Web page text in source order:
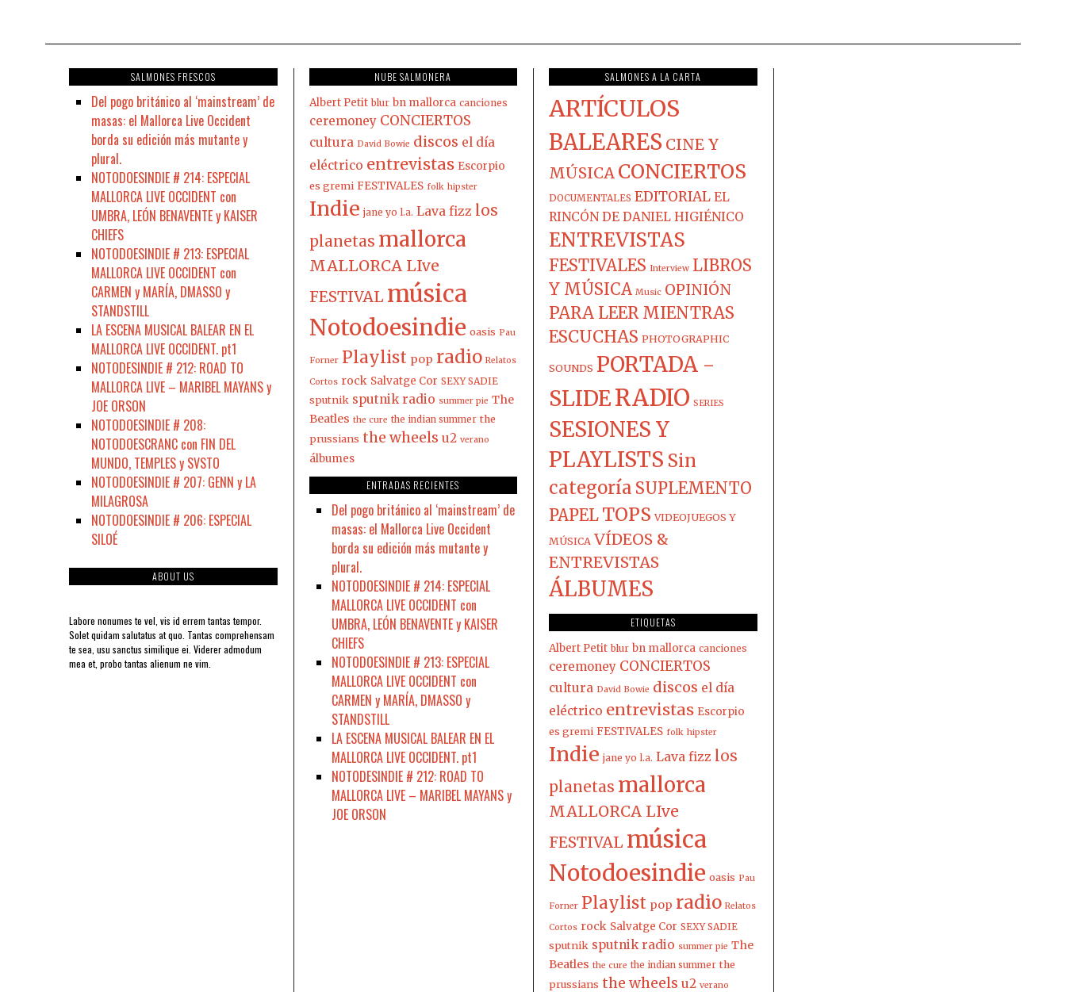
SALMONES FRESCOS
Del pogo británico al ‘mainstream’ de
masas: el Mallorca Live Occident
borda su edición más mutante y
plural.
NOTODOESINDIE # 214: ESPECIAL
MALLORCA LIVE OCCIDENT con
UMBRA, LEÓN BENAVENTE y KAISER
CHIEFS
NOTODOESINDIE # 213: ESPECIAL
MALLORCA LIVE OCCIDENT con
CARMEN y MARÍA, DMASSO y
STANDSTILL
LA ESCENA MUSICAL BALEAR EN EL
MALLORCA LIVE OCCIDENT. pt1
NOTODESINDIE # 212: ROAD TO
MALLORCA LIVE – MARIBEL MAYANS y
JOE ORSON
NOTODOESINDIE # 208:
NOTODOESCRANC con FIN DEL
MUNDO, TEMPLES y SVSTO
NOTODOESINDIE # 207: GENN y LA
MILAGROSA
NOTODOESINDIE # 206: ESPECIAL
SILOÉ
ABOUT US
Labore nonumes te vel, vis id errem tantas tempor.
Solet quidam salutatus at quo. Tantas comprehensam
te sea, usu sanctus similique ei. Viderer admodum
mea et, probo tantas alienum ne vim.
NUBE SALMONERA
Albert Petit blur bn mallorca canciones
ceremoney CONCIERTOS
cultura David Bowie discos el día
eléctrico entrevistas Escorpio
es gremi FESTIVALES folk hipster
Indie jane yo l.a. Lava fizz los
planetas mallorca
MALLORCA LIve
FESTIVAL música
Notodoesindie oasis Pau
Forner Playlist pop radio Relatos
Cortos rock Salvatge Cor SEXY SADIE
sputnik sputnik radio summer pie The
Beatles the cure the indian summer the
prussians the wheels u2 verano
álbumes
ENTRADAS RECIENTES
Del pogo británico al ‘mainstream’ de
masas: el Mallorca Live Occident
borda su edición más mutante y
plural.
NOTODOESINDIE # 214: ESPECIAL
MALLORCA LIVE OCCIDENT con
UMBRA, LEÓN BENAVENTE y KAISER
CHIEFS
NOTODOESINDIE # 213: ESPECIAL
MALLORCA LIVE OCCIDENT con
CARMEN y MARÍA, DMASSO y
STANDSTILL
LA ESCENA MUSICAL BALEAR EN EL
MALLORCA LIVE OCCIDENT. pt1
NOTODESINDIE # 212: ROAD TO
MALLORCA LIVE – MARIBEL MAYANS y
JOE ORSON
SALMONES A LA CARTA
ARTÍCULOS
BALEARES CINE Y
MÚSICA CONCIERTOS
DOCUMENTALES EDITORIAL EL
RINCÓN DE DANIEL HIGIÉNICO
ENTREVISTAS
FESTIVALES Interview LIBROS
Y MÚSICA Music OPINIÓN
PARA LEER MIENTRAS
ESCUCHAS PHOTOGRAPHIC
SOUNDS PORTADA -
SLIDERADIO SERIES
SESIONES Y
PLAYLISTS Sin
categoría SUPLEMENTO
PAPEL TOPS VIDEOJUEGOS Y
MÚSICA VÍDEOS &
ENTREVISTAS
ÁLBUMES
ETIQUETAS
Albert Petit blur bn mallorca canciones
ceremoney CONCIERTOS
cultura David Bowie discos el día
eléctrico entrevistas Escorpio
es gremi FESTIVALES folk hipster
Indie jane yo l.a. Lava fizz los
planetas mallorca
MALLORCA LIve
FESTIVAL música
Notodoesindie oasis Pau
Forner Playlist pop radio Relatos
Cortos rock Salvatge Cor SEXY SADIE
sputnik sputnik radio summer pie The
Beatles the cure the indian summer the
prussians the wheels u2 verano